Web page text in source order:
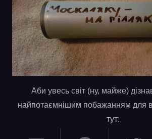
Аби увесь світ (ну, майже)
найпотаємнішим побажанням для
тут: